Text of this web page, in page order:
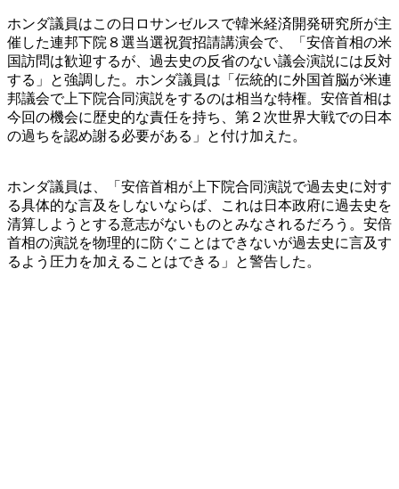
ホンダ議員はこの日ロサンゼルスで韓米経済開発研究所が主
催した連邦下院８選当選祝賀招請講演会で、「安倍首相の米
国訪問は歓迎するが、過去史の反省のない議会演説には反対
する」と強調した。ホンダ議員は「伝統的に外国首脳が米連
邦議会で上下院合同演説をするのは相当な特権。安倍首相は
今回の機会に歴史的な責任を持ち、第２次世界大戦での日本
の過ちを認め謝る必要がある」と付け加えた。
ホンダ議員は、「安倍首相が上下院合同演説で過去史に対す
る具体的な言及をしないならば、これは日本政府に過去史を
清算しようとする意志がないものとみなされるだろう。安倍
首相の演説を物理的に防ぐことはできないが過去史に言及す
るよう圧力を加えることはできる」と警告した。